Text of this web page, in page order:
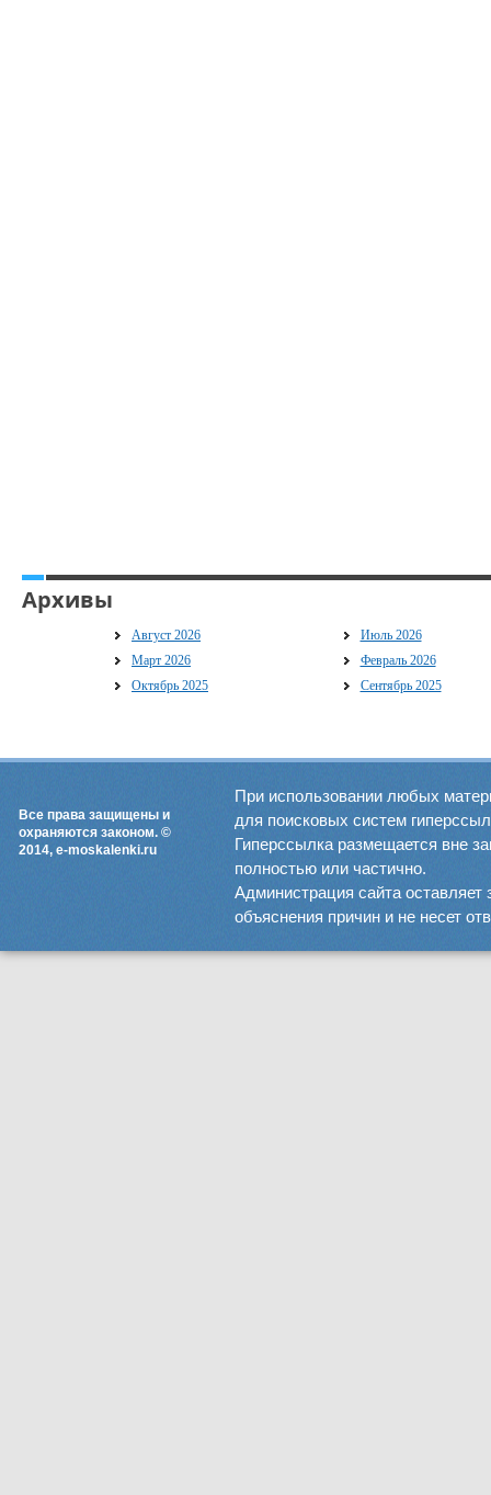
Архивы
Август 2026
Июль 2026
Март 2026
Февраль 2026
Октябрь 2025
Сентябрь 2025
Все права защищены и
охраняются законом. ©
2014, e-moskalenki.ru
При использовании любых
для поисковых систем
Гиперссылка размещается вне
полностью или частично.
Администрация сайта оставляет
объяснения причин и не несет